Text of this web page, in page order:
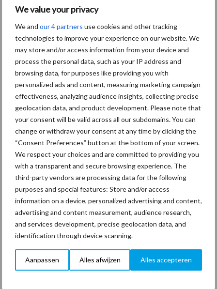
We value your privacy
We and our 4 partners use cookies and other tracking
technologies to improve your experience on our website. We
may store and/or access information from your device and
process the personal data, such as your IP address and
browsing data, for purposes like providing you with
personalized ads and content, measuring marketing campaign
effectiveness, analyzing audience insights, collecting precise
geolocation data, and product development. Please note that
your consent will be valid across all our subdomains. You can
change or withdraw your consent at any time by clicking the
“Consent Preferences” button at the bottom of your screen.
We respect your choices and are committed to providing you
with a transparent and secure browsing experience. The
third-party vendors are processing data for the following
purposes and special features: Store and/or access
information on a device, personalized advertising and content,
advertising and content measurement, audience research,
and services development, precise geolocation data, and
identification through device scanning.
Aanpassen Alles afwijzen Alles accepteren
el
onbelast
e vaste
reiskost
envergo
eding
verlengd
Werkgevers morgen tot 1 juli 2021 de vaste
reiskostenvergoeding doorbetalen. Dat heeft het kabinet
besloten naar aanleiding van de coronacrisis. Foto via Wikimedia
Commons De regeling die in maart 2020 inging, zou eigenlijk ...
Lees meer
Hoofdka
verhuist
30 maart 2021